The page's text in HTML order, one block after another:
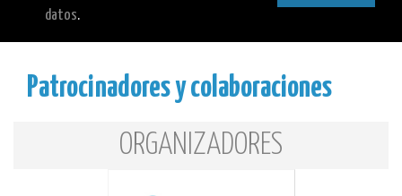
datos.
Patrocinadores y colaboraciones
ORGANIZADORES